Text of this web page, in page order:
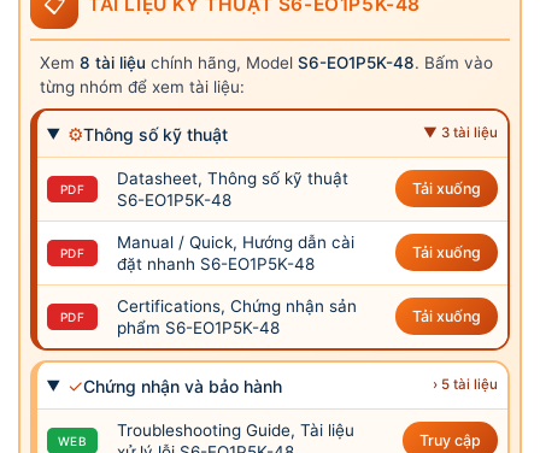
Xem 8 tài liệu chính hãng, Model S6-EO1P5K-48. Bấm vào
từng nhóm để xem tài liệu:
⚙Thông số kỹ thuật ▼ 3 tài liệu
PDF
Datasheet, Thông số kỹ thuật
S6-EO1P5K-48
Tải xuống
PDF
Manual / Quick, Hướng dẫn cài
đặt nhanh S6-EO1P5K-48
Tải xuống
PDF
Certifications, Chứng nhận sản
phẩm S6-EO1P5K-48
Tải xuống
✓Chứng nhận và bảo hành › 5 tài liệu
WEB
Troubleshooting Guide, Tài liệu
Truy cập